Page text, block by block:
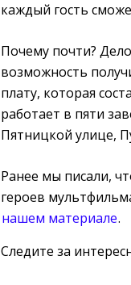
каждый гость
Почему почти?
возможность
плату, которая
работает в пяти
Пятницкой улице,
Ранее мы писали,
героев
нашем материале.
Следите за